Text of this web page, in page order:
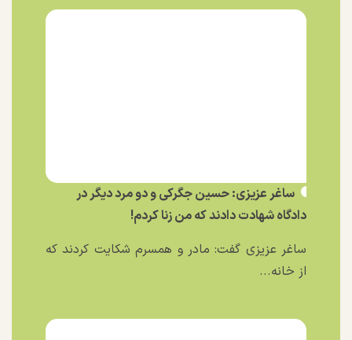
ساغر عزیزی: حسین جگرکی و دو مرد دیگر در
دادگاه شهادت دادند که من زنا کردم!
ساغر عزیزی گفت: مادر و همسرم شکایت کردند که
از خانه...